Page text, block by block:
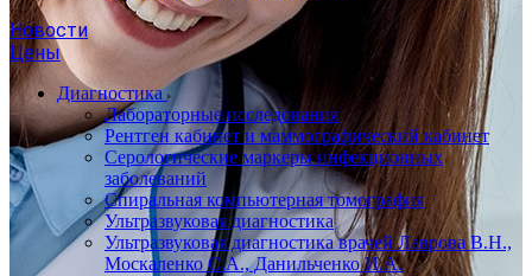
Новости
Цены
Диагностика
Лабораторные исследования
Рентген кабинет и маммографический кабинет
Серологические маркеры инфекционных
заболеваний
Спиральная компьютерная томография
Ультразвуковая диагностика
Ультразвуковая диагностика врачей Лаврова В.Н.,
Москаленко С.А., Данильченко И.А.